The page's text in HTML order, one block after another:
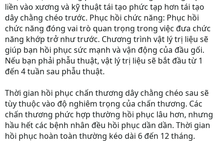
liền vào xương và kỹ thuật tái tạo phức tạp hơn tái tạo
dây chằng chéo trước. Phục hồi chức năng: Phục hồi
chức năng đóng vai trò quan trọng trong việc đưa chức
năng khớp trở như trước. Chương trình vật lý trị liệu sẽ
giúp bạn hồi phục sức mạnh và vận động của đầu gối.
Nếu bạn phải phẫu thuật, vật lý trị liệu sẽ bắt đầu từ 1
đến 4 tuần sau phẫu thuật.
Thời gian hồi phục chấn thương dây chằng chéo sau sẽ
tùy thuộc vào độ nghiêm trọng của chấn thương. Các
chấn thương phức hợp thường hồi phục lâu hơn, nhưng
hầu hết các bệnh nhân đều hồi phục dần dần. Thời gian
hồi phục hoàn toàn thường kéo dài 6 đến 12 tháng.